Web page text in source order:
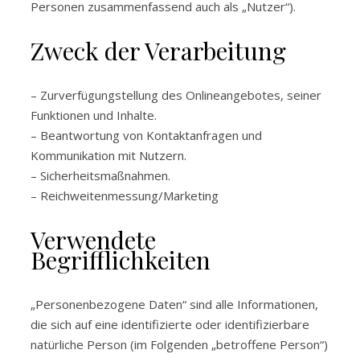
Personen zusammenfassend auch als „Nutzer“).
Zweck der Verarbeitung
– Zurverfügungstellung des Onlineangebotes, seiner
Funktionen und Inhalte.
– Beantwortung von Kontaktanfragen und
Kommunikation mit Nutzern.
– Sicherheitsmaßnahmen.
– Reichweitenmessung/Marketing
Verwendete
Begrifflichkeiten
„Personenbezogene Daten“ sind alle Informationen,
die sich auf eine identifizierte oder identifizierbare
natürliche Person (im Folgenden „betroffene Person“)